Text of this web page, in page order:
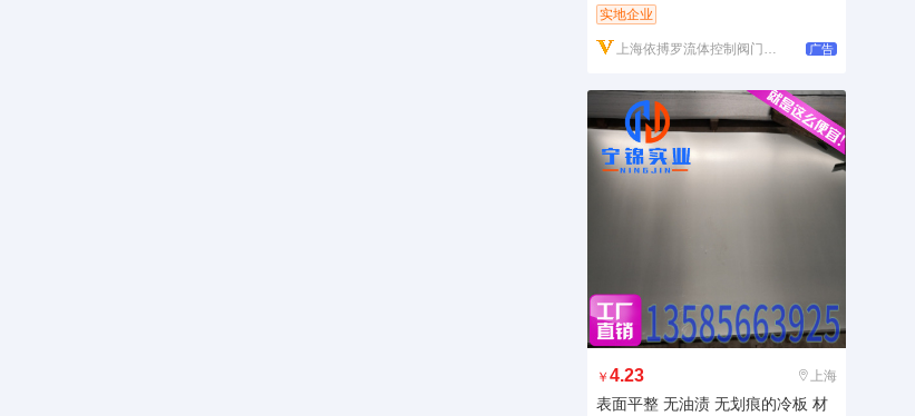
实地企业
上海依搏罗流体控制阀门有限公司 广告
￥ 4.23 上海
表面平整 无油渍 无划痕的冷板 材